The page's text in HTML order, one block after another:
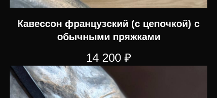
Кавессон французский (c цепочкой) с
обычными пряжками
14 200 ₽